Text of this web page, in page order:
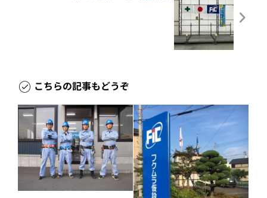
こちらの記事もどうぞ